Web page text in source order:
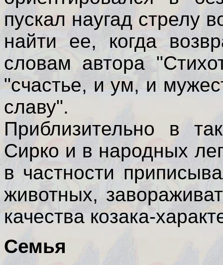
пускал наугад стрелу
найти ее, когда
словам автора
"счастье, и ум, и
славу".
Приблизительно в
Сирко и в народных
в частности
животных,
качества козака-
Семья